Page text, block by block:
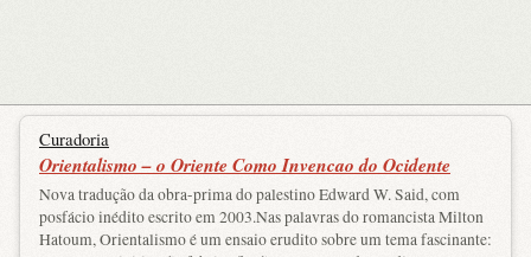
Curadoria
Orientalismo – o Oriente Como Invencao do Ocidente
Nova tradução da obra-prima do palestino Edward W. Said, com
posfácio inédito escrito em 2003.Nas palavras do romancista Milton
Hatoum, Orientalismo é um ensaio erudito sobre um tema fascinante: